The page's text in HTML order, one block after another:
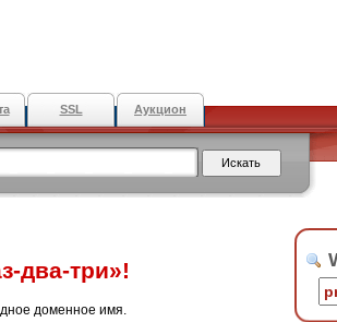
SSL Аукцион
два-три»!
доменное имя.